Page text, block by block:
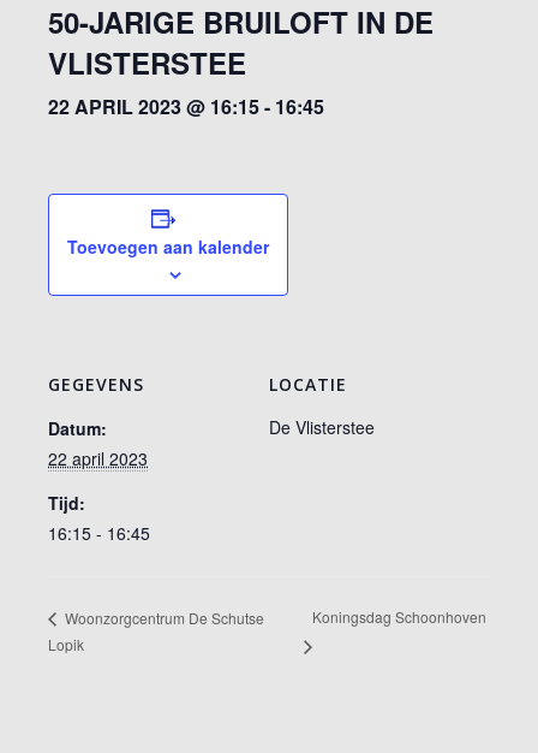
50-JARIGE BRUILOFT IN DE
VLISTERSTEE
22 APRIL 2023 @ 16:15- 16:45
Toevoegen aan kalender
GEGEVENS
Datum:
22 april 2023
Tijd:
16:15 - 16:45
LOCATIE
De Vlisterstee
Woonzorgcentrum De Schutse
Lopik
Koningsdag Schoonhoven